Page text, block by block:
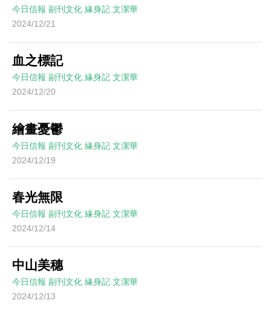
今日信報 副刊文化 緣身記 文潔華
2024/12/21
血之標記
今日信報 副刊文化 緣身記 文潔華
2024/12/20
繪畫憂鬱
今日信報 副刊文化 緣身記 文潔華
2024/12/19
春光無限
今日信報 副刊文化 緣身記 文潔華
2024/12/14
中山美穗
今日信報 副刊文化 緣身記 文潔華
2024/12/13